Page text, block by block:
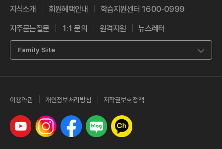
지식소개 회원혜택안내 학습지원센터 1600-0999
자주묻는질문 1:1 문의 원격지원 뉴스레터
Family Site
이용약관 개인정보처리방침 저작권보호정책
유튜브 인스타그램 페이스북 네이버 블로그카카오톡 채널